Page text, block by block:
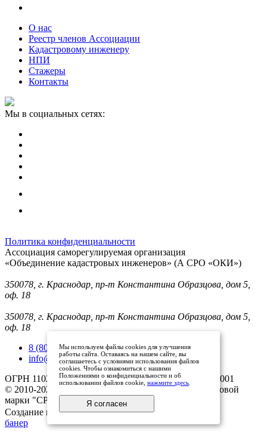
О нас
Реестр членов Ассоциации
Кадастровому инженеру
НПИ
Стажеры
Контакты
Мы в социальных сетях:
Политика конфиденциальности
Ассоциация саморегулируемая организация
«Объединение кадастровых инженеров» (А СРО «ОКИ»)
350078, г. Краснодар, пр-т Константина Образцова, дом 5,
оф. 18
350078, г. Краснодар, пр-т Константина Образцова, дом 5,
оф. 18
8 (800) 101 33 08
info@mysroki.ru
ОГРН 1102300003079 ИНН 2311126810/КПП 231101001
© 2010-2025 Все права защищены владельцами торговой
марки "СРО ОКИ"
Создание и продвижение сайта
банер
Мы используем файлы cookies для улучшения
работы сайта. Оставаясь на нашем сайте, вы
соглашаетесь с условиями использования файлов
cookies. Чтобы ознакомиться с нашими
Положениями о конфиденциальности и об
использовании файлов cookie, нажмите здесь
Я согласен